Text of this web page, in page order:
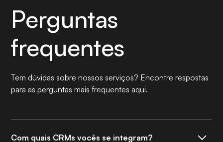
Perguntas
frequentes
Tem dúvidas sobre nossos serviços? Encontre respostas
para as perguntas mais frequentes aqui.
Com quais CRMs vocês se integram?